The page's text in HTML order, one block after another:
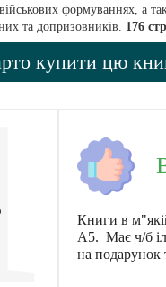
формуваннях, а
та допризовників. 176
купити цю
Книги в
А5. Має ч/б
на подарунок